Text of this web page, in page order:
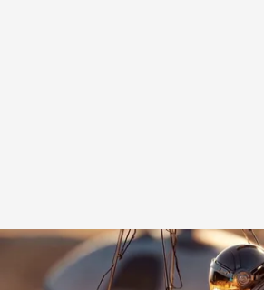
¿Cuál es el futuro de la humanidad en Marte?